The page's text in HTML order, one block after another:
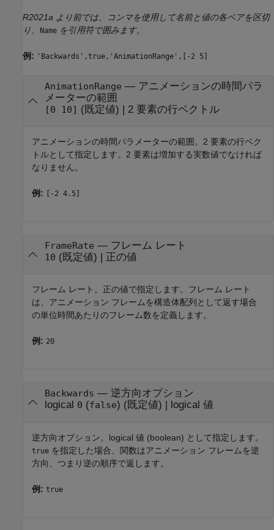
R2021a より前では、コンマを使用して名前と値の各ペアを区切
り、
Name を引用符で囲みます。
例: 'Backwards',true,'AnimationRange',[-2 5]
AnimationRange — アニメーションの時間パラ
メーターの範囲
[0 10] (既定値) | 2 要素の行ベクトル
アニメーションの時間パラメーターの範囲。2 要素の行ベク
トルとして指定します。2 要素は増加する実数値でなければ
なりません。
例: [-2 4.5]
FrameRate — フレーム レート
10 (既定値) | 正の値
フレーム レート。正の値で指定します。フレーム レート
は、アニメーション フレームを構造体配列として返す場合
の単位時間あたりのフレーム数を定義します。
例: 20
Backwards — 逆方向オプション
logical 0 (false) (既定値) | logical 値
逆方向オプション。logical 値 (boolean) として指定します。
true を指定した場合、関数はアニメーション フレームを逆
方向、つまり逆の順序で返します。
例: true